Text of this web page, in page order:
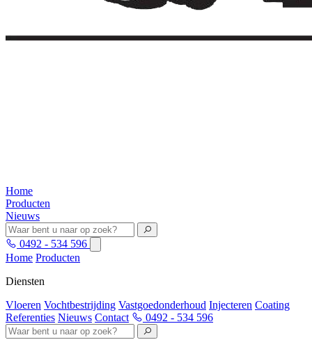
Home
Producten
Nieuws
0492 - 534 596
Home Producten
Diensten
Vloeren Vochtbestrijding Vastgoedonderhoud Injecteren Coating
Referenties Nieuws Contact 0492 - 534 596